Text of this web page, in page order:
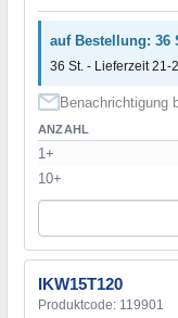
auf Bestellung: 36
36 St. - Lieferzeit 21-
Benachrichtigung
ANZAHL
1+
10+
IKW15T120
Produktcode: 119901